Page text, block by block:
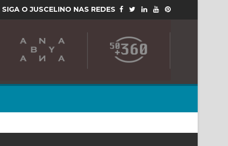
SIGA O JUSCELINO NAS REDES